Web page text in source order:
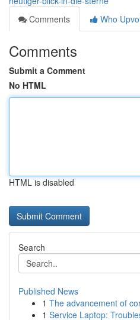
Comments
Who
Comments
Submit a Comment
No HTML
HTML is disabled
Search
Published News
1 The advancement of
1 Service Laptop: